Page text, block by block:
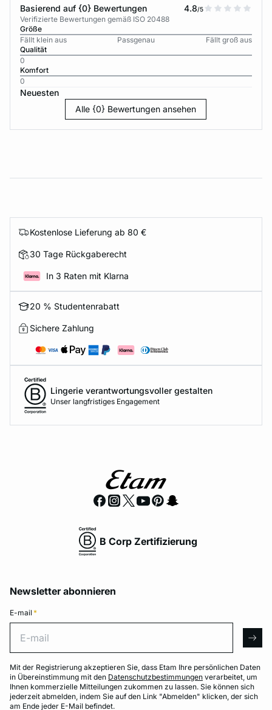
Basierend auf {0} Bewertungen 4.8/5
Verifizierte Bewertungen gemäß ISO 20488
Größe
Fällt klein aus
Passgenau
Fällt groß aus
Qualität
0
Komfort
0
Neuesten
Alle {0} Bewertungen ansehen
Kostenlose Lieferung ab 80 €
30 Tage Rückgaberecht
In 3 Raten mit Klarna
20 % Studentenrabatt
Sichere Zahlung
Lingerie verantwortungsvoller gestalten
Unser langfristiges Engagement
B Corp Zertifizierung
Newsletter abonnieren
E-mail *
Mit der Registrierung akzeptieren Sie, dass Etam Ihre persönlichen Daten
in Übereinstimmung mit den Datenschutzbestimmungen verarbeitet, um
Ihnen kommerzielle Mitteilungen zukommen zu lassen. Sie können sich
jederzeit abmelden, indem Sie auf den Link "Abmelden" klicken, der sich
am Ende jeder E-Mail befindet.